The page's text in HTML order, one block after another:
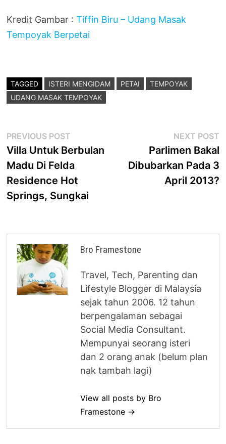
Kredit Gambar :Tiffin Biru – Udang Masak
Tempoyak Berpetai
TAGGED ISTERI MENGIDAM PETAI
TEMPOYAK
UDANG MASAK TEMPOYAK
Post
navigation
PREVIOUS POST
post:
Villa Untuk Berbulan
Madu Di Felda
Residence Hot
Springs, Sungkai
NEXT POST
Parlimen Bakal
Dibubarkan Pada 3
April 2013?
Bro Framestone
Travel, Tech, Parenting dan
Lifestyle Blogger di Malaysia
sejak tahun 2006. 12 tahun
berpengalaman sebagai
Social Media Consultant.
Mempunyai seorang isteri
dan 2 orang anak (belum plan
nak tambah lagi)
View all posts by Bro
Framestone →